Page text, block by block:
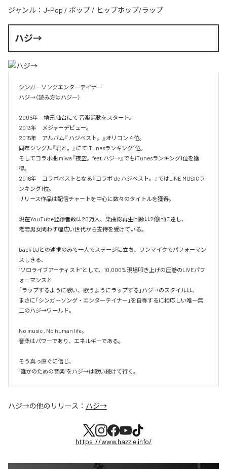
ジャンル： J-Pop / ポップ / ヒップホップ/ラップ
ハジ→
シンガーソングエンターテイナー
ハジ→（読み方はハジー）
2005年　地元 仙台にて 音楽活動をスタート。
2013年　メジャーデビュー。
2015年　アルバム『 ハジベスト。』オリコン４位。
同年シングル『君と。』にてiTunesランキング1位。
そしてコラボ曲 miwa『夜空。feat.ハジ→』でもiTunesランキング1位を獲
得。
2016年　コラボベストとなる『コラボ de ハジベスト。』ではLINE MUSICラ
ンキング1位。
リリース作品は配信チャートを中心に数々のタイトルを獲得。
現在YouTube登録者数は20万人、楽曲総再生回数は2億回に達し、
老若男女問わず幅広い世代から支持を受けている。
back DJとの連携のみで一人でステージに立ち、ワンマイクでパフォーマン
スしきる、
“ソロライブアーティスト”として、10,000%現場叩き上げの圧巻のLIVEパフ
ォーマンスと
「ラップするように歌い、歌うようにラップする」ハジ→のスタイルは、
まさに「シンガーソング・エンターテイナー」を自称するに相応しい唯一無
二のハジ→ワールド。
No music , No human life。
音楽はパワーであり、エネルギーである。
そう真っ直ぐに信じ、
ハジ→の他のリリース： ハジ→
https://www.hazzie.info/